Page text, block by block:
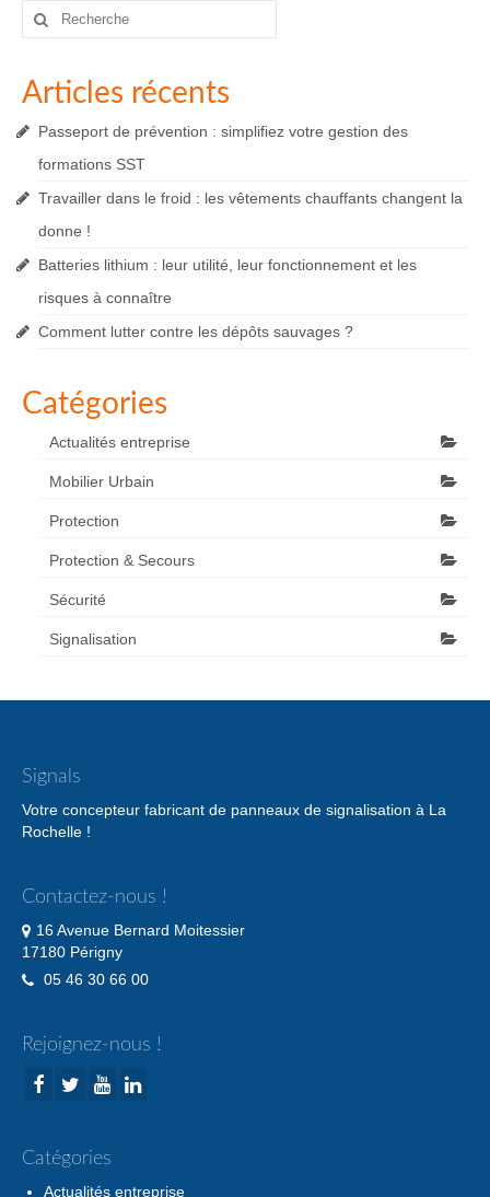
Rechercher
Articles récents
Passeport de prévention : simplifiez votre gestion des
formations SST
Travailler dans le froid : les vêtements chauffants changent la
donne !
Batteries lithium : leur utilité, leur fonctionnement et les
risques à connaître
Comment lutter contre les dépôts sauvages ?
Catégories
Actualités entreprise
Mobilier Urbain
Protection
Protection & Secours
Sécurité
Signalisation
Signals
Votre concepteur fabricant de panneaux de signalisation à La
Rochelle !
Contactez-nous !
16 Avenue Bernard Moitessier
17180 Périgny
05 46 30 66 00
Rejoignez-nous !
Catégories
Actualités entreprise